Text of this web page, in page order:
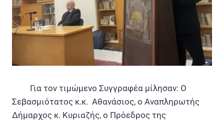
Για τον τιμώμενο Συγγραφέα μίλησαν: Ο
Σεβασμιότατος κ.κ. Αθανάσιος, ο Αναπληρωτής
Δήμαρχος κ. Κυριαζής, ο Πρόεδρος της